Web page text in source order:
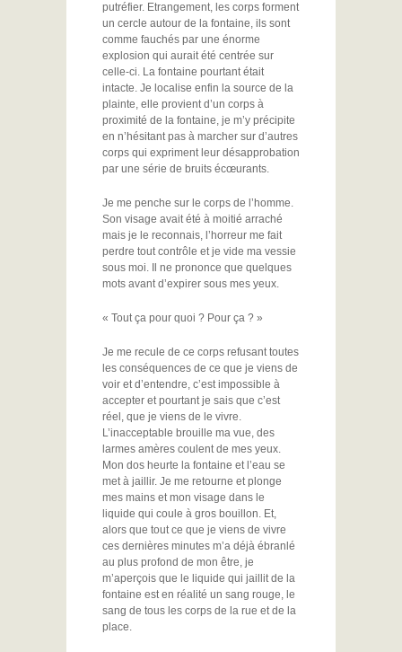
putréfier. Etrangement, les corps forment
un cercle autour de la fontaine, ils sont
comme fauchés par une énorme
explosion qui aurait été centrée sur
celle-ci. La fontaine pourtant était
intacte. Je localise enfin la source de la
plainte, elle provient d’un corps à
proximité de la fontaine, je m’y précipite
en n’hésitant pas à marcher sur d’autres
corps qui expriment leur désapprobation
par une série de bruits écœurants.
Je me penche sur le corps de l’homme.
Son visage avait été à moitié arraché
mais je le reconnais, l’horreur me fait
perdre tout contrôle et je vide ma vessie
sous moi. Il ne prononce que quelques
mots avant d’expirer sous mes yeux.
« Tout ça pour quoi ? Pour ça ? »
Je me recule de ce corps refusant toutes
les conséquences de ce que je viens de
voir et d’entendre, c’est impossible à
accepter et pourtant je sais que c’est
réel, que je viens de le vivre.
L’inacceptable brouille ma vue, des
larmes amères coulent de mes yeux.
Mon dos heurte la fontaine et l’eau se
met à jaillir. Je me retourne et plonge
mes mains et mon visage dans le
liquide qui coule à gros bouillon. Et,
alors que tout ce que je viens de vivre
ces dernières minutes m’a déjà ébranlé
au plus profond de mon être, je
m’aperçois que le liquide qui jaillit de la
fontaine est en réalité un sang rouge, le
sang de tous les corps de la rue et de la
place.